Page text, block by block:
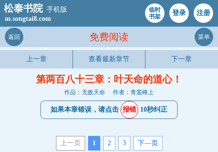
松泰书院 手机版
m.songtai8.com
临时
书架
登录 注册
免费阅读
返回 菜单
上一章 查看最新章节 下一章
第两百八十三章：叶天命的道心！
作品：无敌天命 作者：青鸾峰上
如果本章错误，请点击 报错 10秒纠正
上一页 1 2 3 下—页